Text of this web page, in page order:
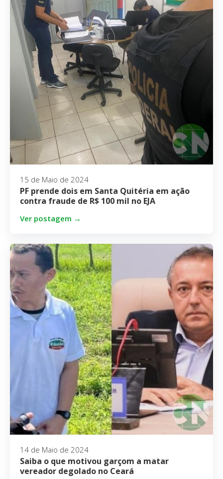
15 de Maio de 2024
PF prende dois em Santa Quitéria em ação
contra fraude de R$ 100 mil no EJA
Ver postagem →
14 de Maio de 2024
Saiba o que motivou garçom a matar
vereador degolado no Ceará